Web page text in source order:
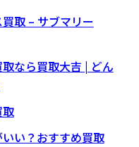
買取 – サブマリー
取なら買取大吉 | どん
取
い？おすすめ買取